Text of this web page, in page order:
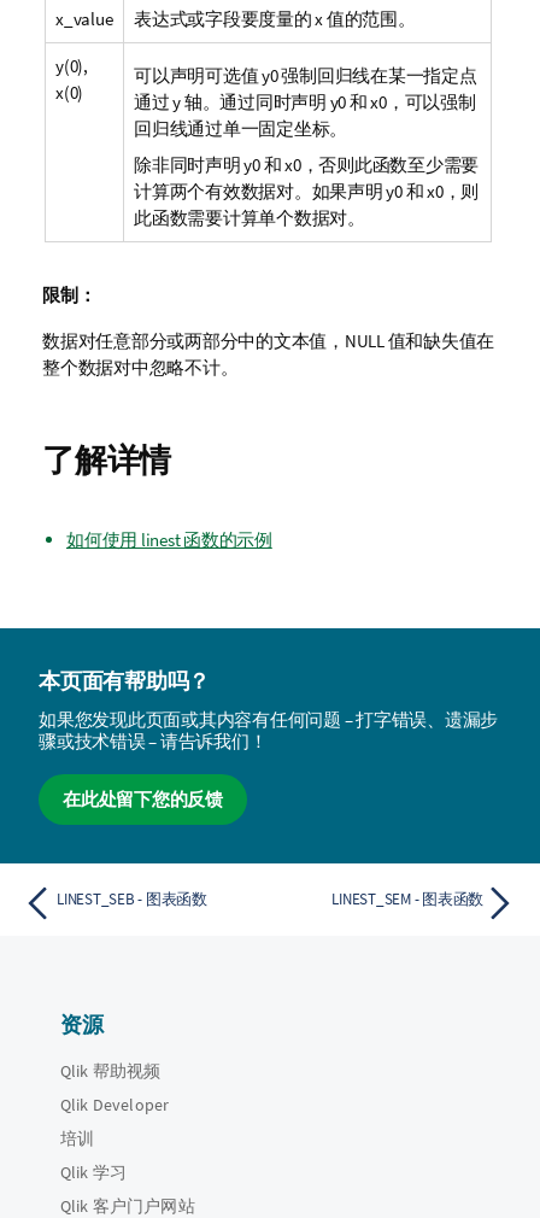
x_value 表达式或字段要度量的x值的范围。
y(0),
x(0)
可以声明可选值y0强制回归线在某一指定点
通过 y 轴。通过同时声明 y0和x0，可以强制
回归线通过单一固定坐标。
除非同时声明y0和x0，否则此函数至少需要
计算两个有效数据对。如果声明y0和x0，则
此函数需要计算单个数据对。
限制：
数据对任意部分或两部分中的文本值， NULL值和缺失值在
整个数据对中忽略不计。
了解详情
如何使用 linest 函数的示例
本页面有帮助吗？
如果您发现此页面或其内容有任何问题 – 打字错误、遗漏步
骤或技术错误 – 请告诉我们！
在此处留下您的反馈
LINEST_SEB - 图表函数 LINEST_SEM - 图表函数
资源
Qlik 帮助视频
Qlik Developer
培训
Qlik 学习
Qlik 客户门户网站